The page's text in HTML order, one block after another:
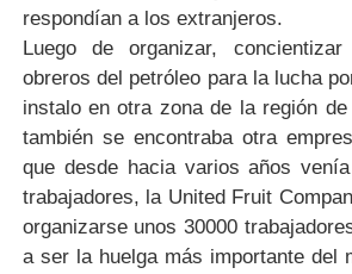
respondían a los extranjeros.
Luego de organizar,
obreros del petróleo para la lucha
instalo en otra zona de la región de
también se encontraba otra
que desde hacia varios años
trabajadores, la United Fruit
organizarse unos 30000
a ser la huelga más importante del